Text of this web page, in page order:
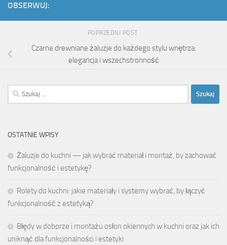
OBSERWUJ:
POPRZEDNI POST
Czarne drewniane żaluzje do każdego stylu wnętrza:
elegancja i wszechstronność
Szukaj:
OSTATNIE WPISY
Żaluzje do kuchni — jak wybrać materiał i montaż, by zachować
funkcjonalność i estetykę?
Rolety do kuchni: jakie materiały i systemy wybrać, by łączyć
funkcjonalność z estetyką?
Błędy w doborze i montażu osłon okiennych w kuchni oraz jak ich
uniknąć dla funkcjonalności i estetyki